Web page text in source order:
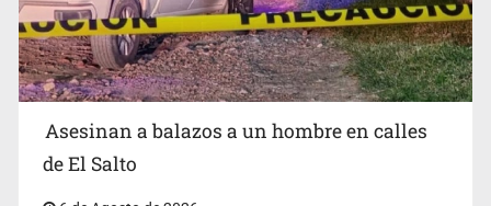
Asesinan a balazos a un hombre en calles
de El Salto